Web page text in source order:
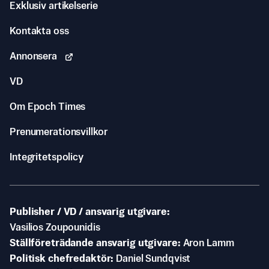
Exklusiv artikelserie
Kontakta oss
Annonsera
VD
Om Epoch Times
Prenumerationsvillkor
Integritetspolicy
Publisher / VD / ansvarig utgivare
Vasilios Zoupounidis
Ställföreträdande ansvarig utgivare Aron Lamm
Politisk chefredaktör
Daniel Sundqvist